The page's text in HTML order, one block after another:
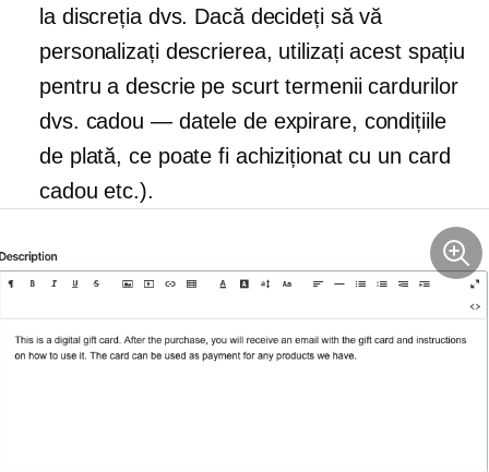
la discreția dvs. Dacă decideți să vă
personalizați descrierea, utilizați acest spațiu
pentru a descrie pe scurt termenii cardurilor
dvs. cadou — datele de expirare, condițiile
de plată, ce poate fi achiziționat cu un card
cadou etc.).